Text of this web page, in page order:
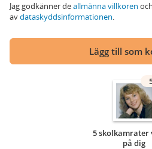
Jag godkänner deallmänna villkoren
avdataskyddsinformationen.
Lägg till som
5 skolkamrater
på dig